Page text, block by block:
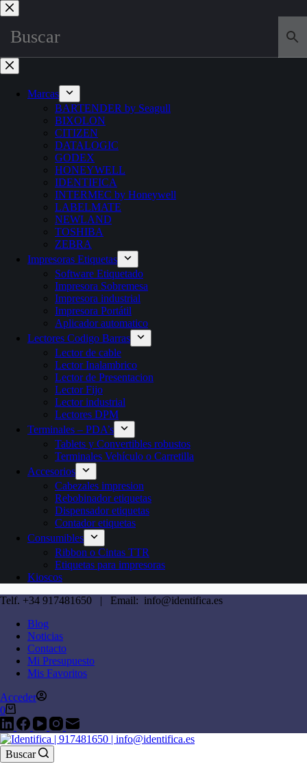
Marcas
BARTENDER by Seagull
BIXOLON
CITIZEN
DATALOGIC
GODEX
HONEYWELL
IDENTIFICA
INTERMEC by Honeywell
LABELMATE
NEWLAND
TOSHIBA
ZEBRA
Impresoras Etiquetas
Software Etiquetado
Impresora Sobremesa
Impresora industrial
Impresora Portátil
Aplicador automatico
Lectores Codigo Barras
Lector de cable
Lector Inalambrico
Lector de Presentacion
Lector Fijo
Lector industrial
Lectores DPM
Terminales – PDA’s
Tablets y Convertibles robustos
Terminales Vehículo o Carretilla
Accesorios
Cabezales impresion
Rebobinador etiquetas
Dispensador etiquetas
Contador etiquetas
Consumibles
Ribbon o Cintas TTR
Etiquetas para impresoras
Kioscos
Telf. +34 917481650 | Email: info@identifica.es
Blog
Noticias
Contacto
Mi Presupuesto
Mis Favoritos
Acceder
0
Buscar